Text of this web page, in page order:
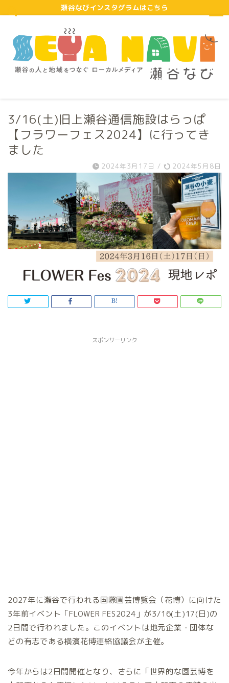
瀬谷なびインスタグラムはこちら
3/16(土)旧上瀬谷通信施設はらっぱ
【フラワーフェス2024】に行ってき
ました
2024年3月17日 / 2024年5月8日
スポンサーリンク
2027年に瀬谷で行われる国際園芸博覧会（花博）に向けた
3年前イベント「FLOWER FES2024」が3/16(土)17(日)の
2日間で行われました。このイベントは地元企業・団体な
どの有志である横濱花博連絡協議会が主催。
今年からは2日間開催となり、さらに「世界的な園芸博を